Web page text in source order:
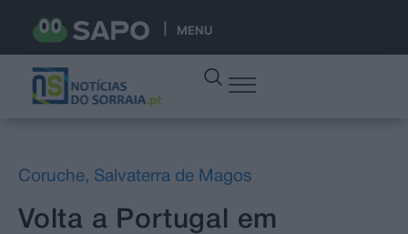
MENU
Coruche, Salvaterra de Magos
Volta a Portugal em